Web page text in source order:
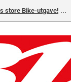
store Bike-utgave!